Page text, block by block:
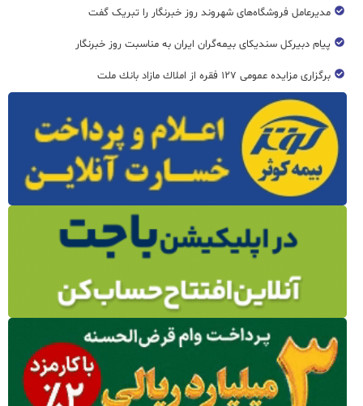
مدیرعامل فروشگاه‌های شهروند روز خبرنگار را تبریک گفت
پیام دبیرکل سندیکای بیمه‌گران ایران به مناسبت روز خبرنگار
برگزاری مزایده عمومی ۱۲۷ فقره از املاك مازاد بانك ملت